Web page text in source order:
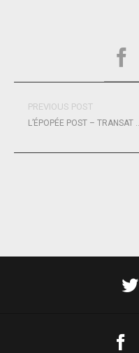
PREVIOUS POST
L’ÉPOPÉE POST –